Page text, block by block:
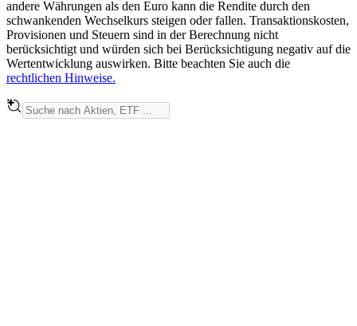
andere Währungen als den Euro kann die Rendite durch den
schwankenden Wechselkurs steigen oder fallen. Transaktionskosten,
Provisionen und Steuern sind in der Berechnung nicht
berücksichtigt und würden sich bei Berücksichtigung negativ auf die
Wertentwicklung auswirken. Bitte beachten Sie auch die
rechtlichen Hinweise.